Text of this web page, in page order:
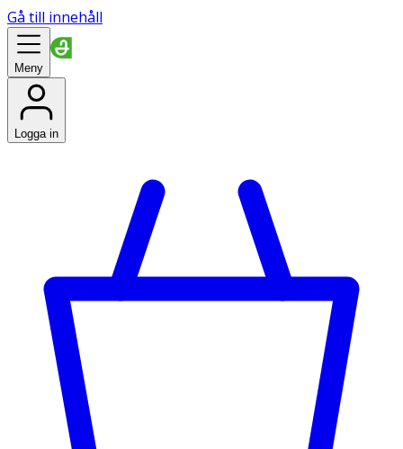
Gå till innehåll
Meny
Logga in